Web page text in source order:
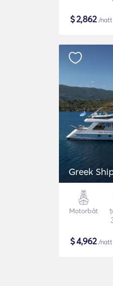
$2,862/natt
Greek
Motorbåt
$4,962/natt